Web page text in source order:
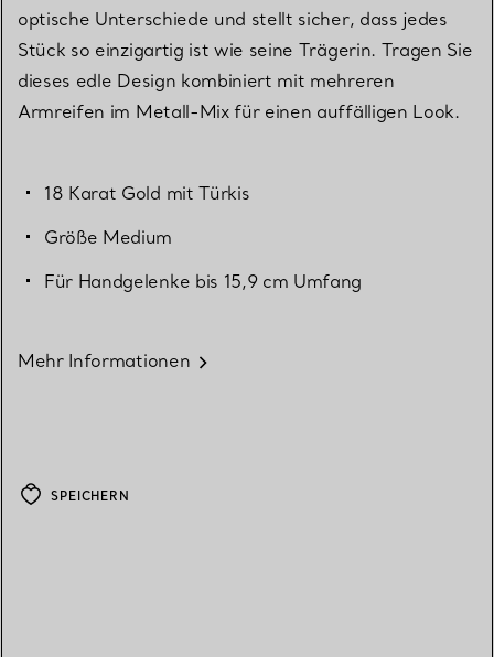
optische Unterschiede und stellt sicher, dass jedes
Stück so einzigartig ist wie seine Trägerin. Tragen Sie
dieses edle Design kombiniert mit mehreren
Armreifen im Metall-Mix für einen auffälligen Look.
18 Karat Gold mit Türkis
Größe Medium
Für Handgelenke bis 15,9 cm Umfang
Mehr Informationen
SPEICHERN